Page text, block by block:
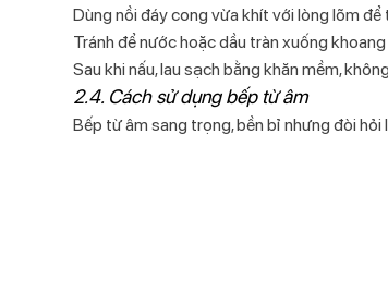
Dùng nồi đáy cong vừa khít với lòng lõm để
Tránh để nước hoặc dầu tràn xuống
Sau khi nấu, lau sạch bằng khăn mềm,
2.4. Cách sử dụng bếp từ âm
Bếp từ âm sang trọng, bền bỉ nhưng đòi